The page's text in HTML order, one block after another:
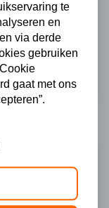
te
en
via derde
gebruiken
gaat met ons